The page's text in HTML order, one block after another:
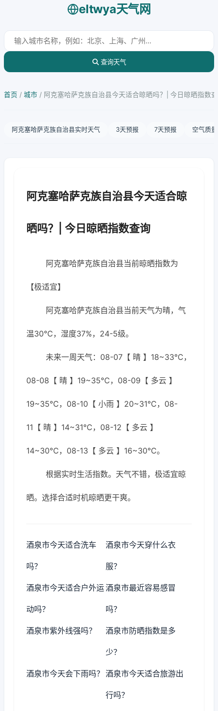
eltwya天气网
查询天气
首页 / 城市 / 阿克塞哈萨克族自治县今天适合晾晒吗？| 今日晾晒指数
阿克塞哈萨克族自治县实时天气 3天预报 7天预报 空气质量
阿克塞哈萨克族自治县今天适合晾
晒吗？| 今日晾晒指数查询
阿克塞哈萨克族自治县当前晾晒指数为
【极适宜】
阿克塞哈萨克族自治县当前天气为晴，气
温30℃，湿度37%，24-5级。
未来一周天气：08-07【 晴 】18~33℃，
08-08【 晴 】19~35℃，08-09【 多云 】
19~35℃，08-10【 小雨 】20~31℃，08-
11【 晴 】14~31℃，08-12【 多云 】
14~30℃，08-13【 多云 】16~30℃。
根据实时生活指数。天气不错，极适宜晾
晒。选择合适时机晾晒更干爽。
酒泉市今天适合洗车
吗？
酒泉市今天穿什么衣
服？
酒泉市今天适合户外运
动吗？
酒泉市最近容易感冒
吗？
酒泉市紫外线强吗？ 酒泉市防晒指数是多
少？
酒泉市今天会下雨吗？ 酒泉市今天适合旅游出
行吗？